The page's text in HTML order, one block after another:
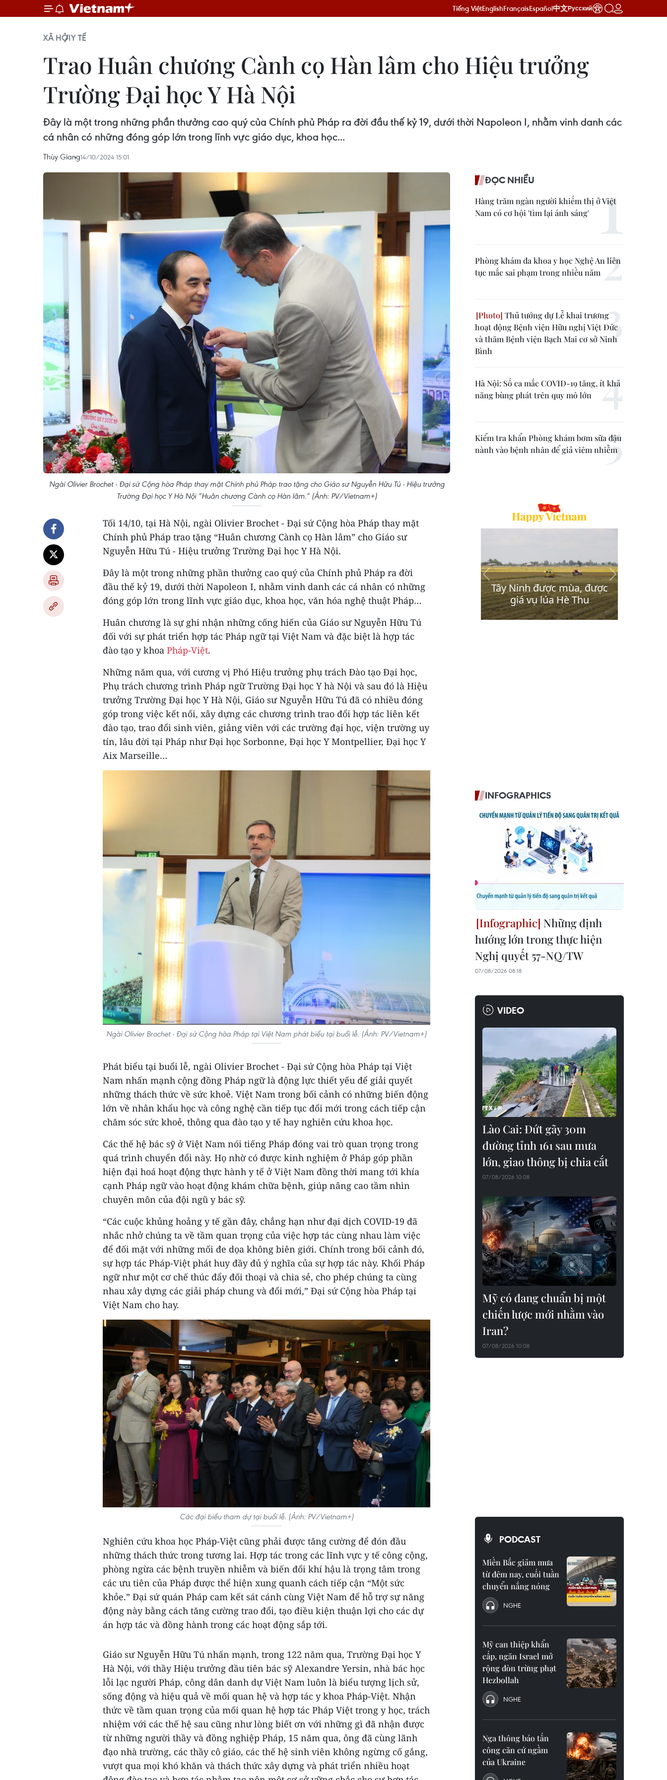
Tiếng ViệtEnglishFrançaisEspañol中文Русский
XÃ HỘIY TẾ
Trao Huân chương Cành cọ Hàn lâm cho Hiệu trưởng
Trường Đại học Y Hà Nội
Đây là một trong những phần thưởng cao quý của Chính phủ Pháp ra đời đầu thế kỷ 19, dưới thời Napoleon I, nhằm vinh danh các
cá nhân có những đóng góp lớn trong lĩnh vực giáo dục, khoa học...
Thùy Giang14/10/2024 15:01
Ngài Olivier Brochet - Đại sứ Cộng hòa Pháp thay mặt Chính phủ Pháp trao tặng cho Giáo sư Nguyễn Hữu Tú - Hiệu trưởng
Trường Đại học Y Hà Nội “Huân chương Cành cọ Hàn lâm.” (Ảnh: PV/Vietnam+)
Tối 14/10, tại Hà Nội, ngài Olivier Brochet - Đại sứ Cộng hòa Pháp thay mặt
Chính phủ Pháp trao tặng “Huân chương Cành cọ Hàn lâm” cho Giáo sư
Nguyễn Hữu Tú - Hiệu trưởng Trường Đại học Y Hà Nội.
Đây là một trong những phần thưởng cao quý của Chính phủ Pháp ra đời
đầu thế kỷ 19, dưới thời Napoleon I, nhằm vinh danh các cá nhân có những
đóng góp lớn trong lĩnh vực giáo dục, khoa học, văn hóa nghệ thuật Pháp…
Huân chương là sự ghi nhận những cống hiến của Giáo sư Nguyễn Hữu Tú
đối với sự phát triển hợp tác Pháp ngữ tại Việt Nam và đặc biệt là hợp tác
đào tạo y khoa Pháp-Việt.
Những năm qua, với cương vị Phó Hiệu trưởng phụ trách Đào tạo Đại học,
Phụ trách chương trình Pháp ngữ Trường Đại học Y hà Nội và sau đó là Hiệu
trưởng Trường Đại học Y Hà Nội, Giáo sư Nguyễn Hữu Tú đã có nhiều đóng
góp trong việc kết nối, xây dựng các chương trình trao đổi hợp tác liên kết
đào tạo, trao đổi sinh viên, giảng viên với các trường đại học, viện trường uy
tín, lâu đời tại Pháp như Đại học Sorbonne, Đại học Y Montpellier, Đại học Y
Aix Marseille…
Ngài Olivier Brochet - Đại sứ Cộng hòa Pháp tại Việt Nam phát biểu tại buổi lễ. (Ảnh: PV/Vietnam+)
Phát biểu tại buổi lễ, ngài Olivier Brochet - Đại sứ Cộng hòa Pháp tại Việt
Nam nhấn mạnh cộng đồng Pháp ngữ là động lực thiết yếu để giải quyết
những thách thức về sức khoẻ. Việt Nam trong bối cảnh có những biến động
lớn về nhân khẩu học và công nghệ cần tiếp tục đổi mới trong cách tiếp cận
chăm sóc sức khoẻ, thông qua đào tạo y tế hay nghiên cứu khoa học.
Các thế hệ bác sỹ ở Việt Nam nói tiếng Pháp đóng vai trò quan trọng trong
quá trình chuyển đổi này. Họ nhờ có được kinh nghiệm ở Pháp góp phần
hiện đại hoá hoạt động thực hành y tế ở Việt Nam đồng thời mang tới khía
cạnh Pháp ngữ vào hoạt động khám chữa bệnh, giúp nâng cao tầm nhìn
chuyên môn của đội ngũ y bác sỹ.
“Các cuộc khủng hoảng y tế gần đây, chẳng hạn như đại dịch COVID-19 đã
nhắc nhở chúng ta về tầm quan trọng của việc hợp tác cùng nhau làm việc
để đối mặt với những mối đe dọa không biên giới. Chính trong bối cảnh đó,
sự hợp tác Pháp-Việt phát huy đầy đủ ý nghĩa của sự hợp tác này. Khối Pháp
ngữ như một cơ chế thúc đẩy đối thoại và chia sẻ, cho phép chúng ta cùng
nhau xây dựng các giải pháp chung và đổi mới,” Đại sứ Cộng hòa Pháp tại
Việt Nam cho hay.
Các đại biểu tham dự tại buổi lễ. (Ảnh: PV/Vietnam+)
Nghiên cứu khoa học Pháp-Việt cũng phải được tăng cường để đón đầu
những thách thức trong tương lai. Hợp tác trong các lĩnh vực y tế công cộng,
phòng ngừa các bệnh truyền nhiễm và biến đổi khí hậu là trọng tâm trong
các ưu tiên của Pháp được thể hiện xung quanh cách tiếp cận “Một sức
khỏe.” Đại sứ quán Pháp cam kết sát cánh cùng Việt Nam để hỗ trợ sự năng
động này bằng cách tăng cường trao đổi, tạo điều kiện thuận lợi cho các dự
án hợp tác và đồng hành trong các hoạt động sắp tới.
Giáo sư Nguyễn Hữu Tú nhấn mạnh, trong 122 năm qua, Trường Đại học Y
Hà Nội, với thầy Hiệu trưởng đầu tiên bác sỹ Alexandre Yersin, nhà bác học
lỗi lạc người Pháp, công dân danh dự Việt Nam luôn là biểu tượng lịch sử,
sống động và hiệu quả về mối quan hệ và hợp tác y khoa Pháp-Việt. Nhận
thức về tầm quan trọng của mối quan hệ hợp tác Pháp Việt trong y học, trách
nhiệm với các thế hệ sau cũng như lòng biết ơn với những gì đã nhận được
từ những người thầy và đồng nghiệp Pháp, 15 năm qua, ông đã cùng lãnh
đạo nhà trường, các thầy cô giáo, các thế hệ sinh viên không ngừng cố gắng,
vượt qua mọi khó khăn và thách thức xây dựng và phát triển nhiều hoạt
ĐỌC NHIỀU
Hàng trăm ngàn người khiếm thị ở Việt
Nam có cơ hội 'tìm lại ánh sáng'
Phòng khám đa khoa y học Nghệ An liên
tục mắc sai phạm trong nhiều năm
Thủ tướng dự Lễ khai trương
hoạt động Bệnh viện Hữu nghị Việt Đức
và thăm Bệnh viện Bạch Mai cơ sở Ninh
Bình
Hà Nội: Số ca mắc COVID-19 tăng, ít khả
năng bùng phát trên quy mô lớn
Kiểm tra khẩn Phòng khám bơm sữa đậu
nành vào bệnh nhân để giả viêm nhiễm
INFOGRAPHICS
Những định
hướng lớn trong thực hiện
Nghị quyết 57-NQ/TW
07/08/2026 08:18
VIDEO
Lào Cai: Đứt gãy 30m
đường tỉnh 161 sau mưa
lớn, giao thông bị chia cắt
07/08/2026 10:08
Mỹ có đang chuẩn bị một
chiến lược mới nhằm vào
Iran?
07/08/2026 10:08
PODCAST
Miền Bắc giảm mưa
từ đêm nay, cuối tuần
chuyển nắng nóng
NGHE
Mỹ can thiệp khẩn
cấp, ngăn Israel mở
rộng đòn trừng phạt
Hezbollah
NGHE
Nga thông báo tấn
công căn cứ ngầm
của Ukraine